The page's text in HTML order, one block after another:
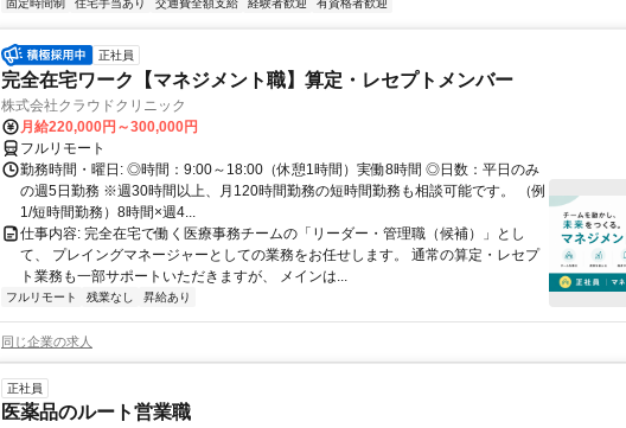
固定時間制 住宅手当あり 交通費全額支給 経験者歓迎 有資格者歓迎
正社員
完全在宅ワーク【マネジメント職】算定・レセプトメンバー
株式会社クラウドクリニック
月給220,000円～300,000円
フルリモート
勤務時間・曜日: ◎時間：9:00～18:00（休憩1時間）実働8時間 ◎日数：平日のみ
の週5日勤務 ※週30時間以上、月120時間勤務の短時間勤務も相談可能です。 （例
1/短時間勤務）8時間×週4...
仕事内容: 完全在宅で働く医療事務チームの「リーダー・管理職（候補）」とし
て、 プレイングマネージャーとしての業務をお任せします。 通常の算定・レセプ
ト業務も一部サポートいただきますが、 メインは...
フルリモート 残業なし 昇給あり
同じ企業の求人
正社員
医薬品のルート営業職